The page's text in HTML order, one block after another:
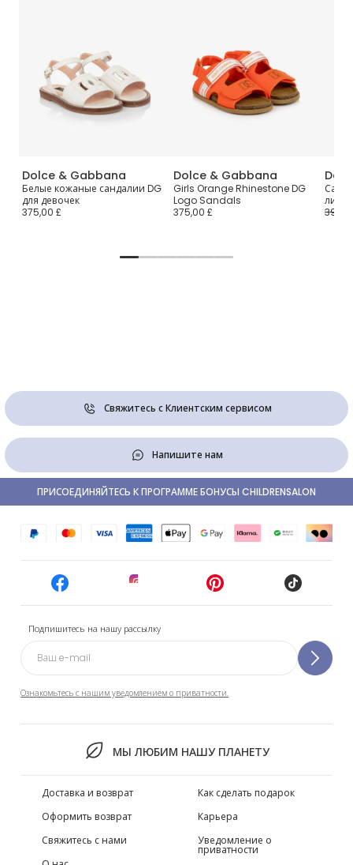
Dolce & Gabbana
Белые кожаные сандалии DG
для девочек
375,00 £
Dolce & Gabbana
Girls Orange Rhinestone DG
Logo Sandals
375,00 £
Свяжитесь с Клиентским сервисом
Напишите нам
Подпишитесь на нашу рассылку
Ознакомьтесь с нашим уведомлением о приватности.
МЫ ЛЮБИМ НАШУ ПЛАНЕТУ
ПРИСОЕДИНЯЙТЕСЬ К ПРОГРАММЕ БОНУСЫ CHILDRENSALON
Доставка и возврат
Оформить возврат
Свяжитесь с нами
Как сделать подарок
Карьера
Уведомление о
приватности